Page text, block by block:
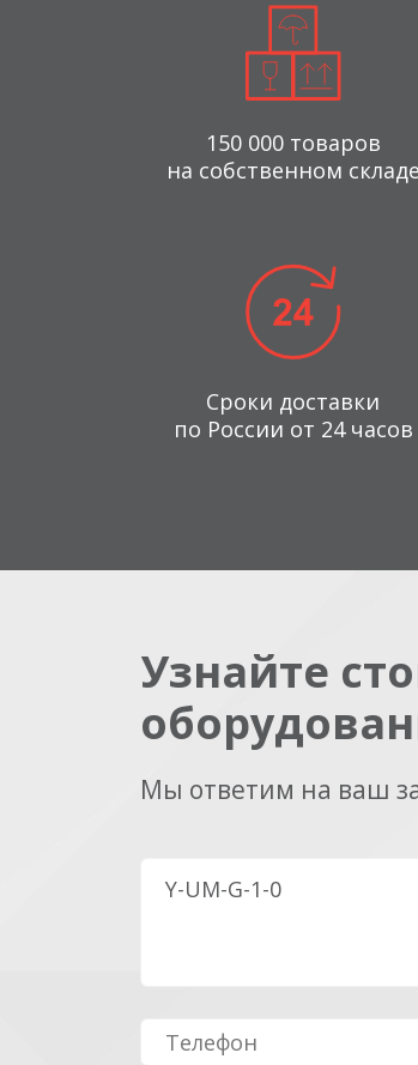
150 000 товаров
на собственном складе
Сроки доставки
по России от 24 часов
Узнайте
Мы ответим на ваш